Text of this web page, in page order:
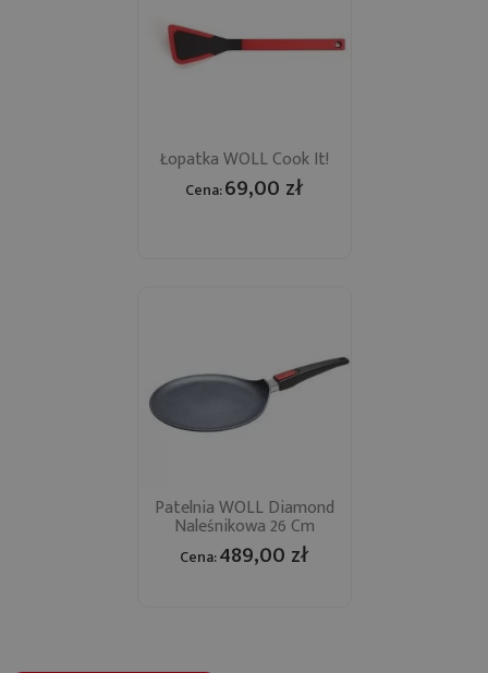
Łopatka WOLL Cook It!
Cena:69,00 zł
Patelnia WOLL Diamond
Naleśnikowa 26 Cm
Cena:489,00 zł